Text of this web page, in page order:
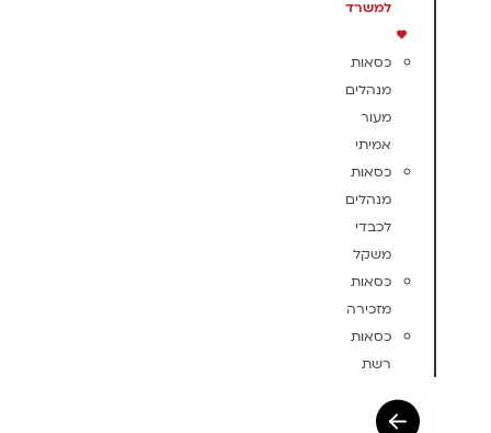
למשרד
כסאות
מנהלים
מעור
אמיתי
כסאות
מנהלים
לכבדי
משקל
כסאות
מזכירה
כסאות
רשת